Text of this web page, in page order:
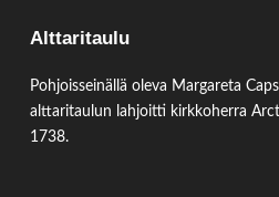
Alttaritaulu
Pohjoisseinällä oleva Margareta
alttaritaulun lahjoitti kirkkoherra
1738.